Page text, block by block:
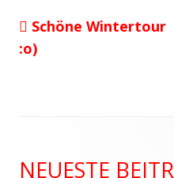
Vorheriger
Beitrag:
Schöne Wintertour
:o)
NEUESTE